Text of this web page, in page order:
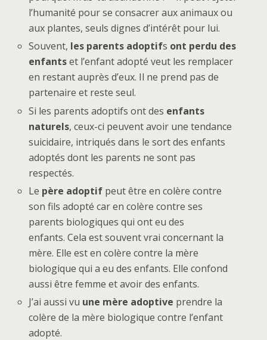
l’humanité pour se consacrer aux animaux ou
aux plantes, seuls dignes d’intérêt pour lui.
Souvent, les parents adoptifs ont perdu des
enfantset l’enfant adopté veut les remplacer
en restant auprès d’eux. Il ne prend pas de
partenaire et reste seul.
Si les parents adoptifs ont des enfants
naturels, ceux-ci peuvent avoir une tendance
suicidaire, intriqués dans le sort des enfants
adoptés dont les parents ne sont pas
respectés.
Le père adoptif peut être en colère contre
son fils adopté car en colère contre ses
parents biologiques qui ont eu des
enfants. Cela est souvent vrai concernant la
mère. Elle est en colère contre la mère
biologique qui a eu des enfants. Elle confond
aussi être femme et avoir des enfants.
J’ai aussi vu une mère adoptive prendre la
colère de la mère biologique contre l’enfant
adopté.